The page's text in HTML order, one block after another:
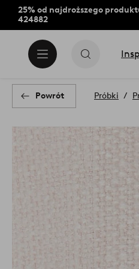
25% od najdroższego
424882
Powrót Próbki